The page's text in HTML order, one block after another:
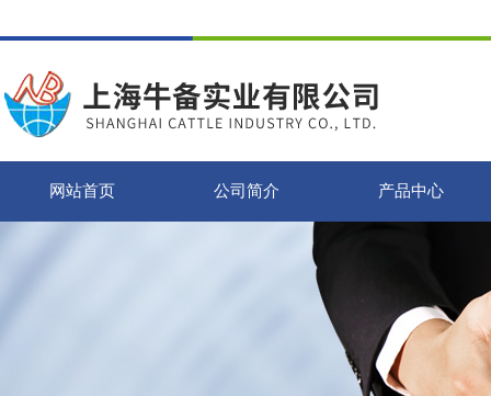
网站首页 公司简介 产品中心